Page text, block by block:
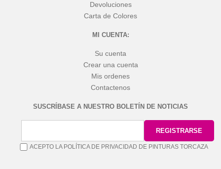
Devoluciones
Carta de Colores
MI CUENTA:
Su cuenta
Crear una cuenta
Mis ordenes
Contactenos
SUSCRÍBASE A NUESTRO BOLETÍN DE NOTICIAS
ACEPTO LA POLÍTICA DE PRIVACIDAD DE PINTURAS TORCAZA